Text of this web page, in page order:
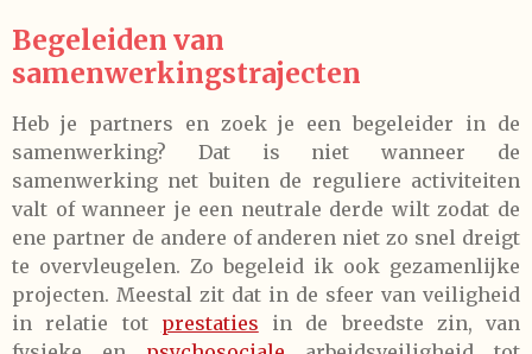
Begeleiden van
samenwerkingstrajecten
Heb je partners en zoek je een begeleider in de
samenwerking? Dat is niet wanneer de
samenwerking net buiten de reguliere activiteiten
valt of wanneer je een neutrale derde wilt zodat de
ene partner de andere of anderen niet zo snel dreigt
te overvleugelen. Zo begeleid ik ook gezamenlijke
projecten. Meestal zit dat in de sfeer van veiligheid
in relatie tot prestaties in de breedste zin, van